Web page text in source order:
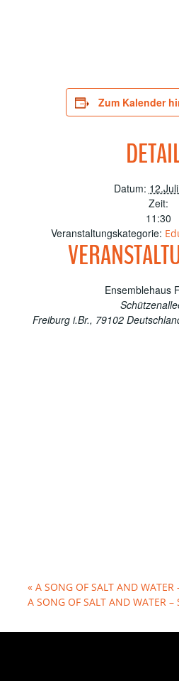
Zum Kalender
Datum:
Zeit:
11:30
Veranstaltungskategorie:
Ensemblehaus
Freiburg i.Br., 79102
«A SONG OF SALT AND
A SONG OF SALT AND WATER